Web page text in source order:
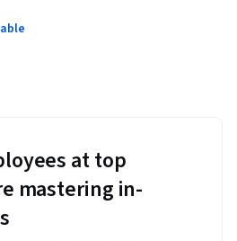
at top
mastering in-